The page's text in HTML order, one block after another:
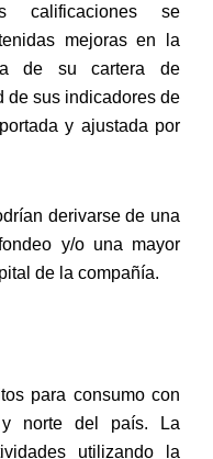
calificaciones se
mejoras en la
de su cartera de
de sus indicadores de
y ajustada por
derivarse de una
y/o una mayor
de la compañía.
para consumo con
norte del país. La
utilizando la